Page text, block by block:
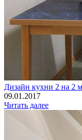
Дизайн кухни 2 на 2
09.01.2017
Читать далее